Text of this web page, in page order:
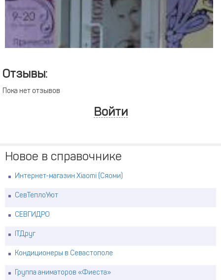
Отзывы:
Пока нет отзывов
Войти
Новое в справочнике
Интернет-магазин Xiaomi (Сяоми)
СевТеплоУют
СЕВГИДРО
ITДруг
Кондиционеры в Севастополе
Группа аниматоров «Фиеста»